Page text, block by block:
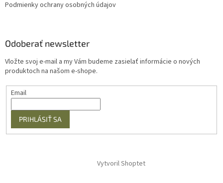
Podmienky ochrany osobných údajov
Odoberať newsletter
Vložte svoj e-mail a my Vám budeme zasielať informácie o nových
produktoch na našom e-shope.
Email
PRIHLÁSIŤ SA
Vytvoril Shoptet